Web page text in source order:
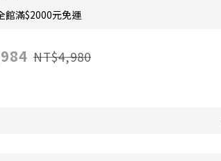
館滿$2000元免運
NT$4,980